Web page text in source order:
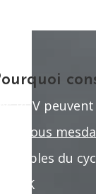
RDV
vous
du